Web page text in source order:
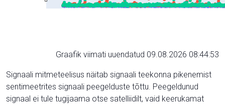
Graafik viimati uuendatud 09.08.2026 08:44:53
Signaali mitmeteelisus näitab signaali teekonna pikenemist
sentimeetrites signaali peegelduste tõttu. Peegeldunud
signaal ei tule tugijaama otse satelliidilt, vaid keerukamat